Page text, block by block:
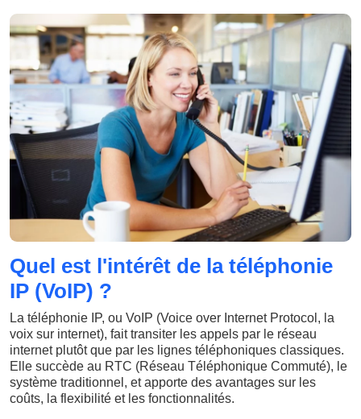
Quel est l'intérêt de la téléphonie
IP (VoIP) ?
La téléphonie IP, ou VoIP (Voice over Internet Protocol, la
voix sur internet), fait transiter les appels par le réseau
internet plutôt que par les lignes téléphoniques classiques.
Elle succède au RTC (Réseau Téléphonique Commuté), le
système traditionnel, et apporte des avantages sur les
coûts, la flexibilité et les fonctionnalités.